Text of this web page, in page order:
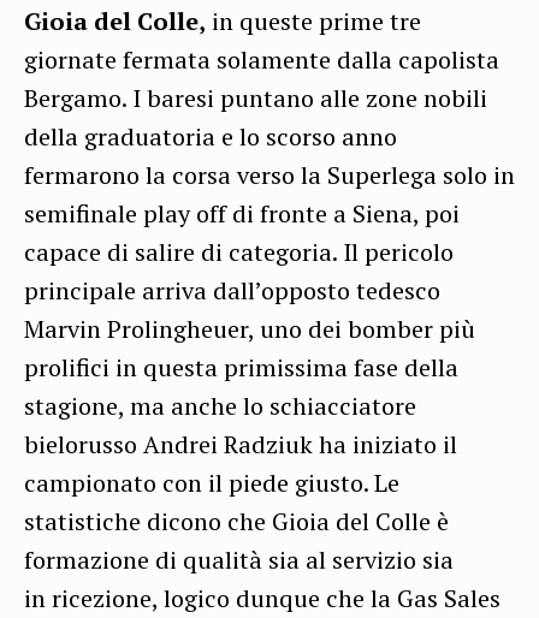
Gioia del Colle, in queste prime tre
giornate fermata solamente dalla capolista
Bergamo. I baresi puntano alle zone nobili
della graduatoria e lo scorso anno
fermarono la corsa verso la Superlega solo in
semifinale play off di fronte a Siena, poi
capace di salire di categoria. Il pericolo
principale arriva dall’opposto tedesco
Marvin Prolingheuer, uno dei bomber più
prolifici in questa primissima fase della
stagione, ma anche lo schiacciatore
bielorusso Andrei Radziuk ha iniziato il
campionato con il piede giusto. Le
statistiche dicono che Gioia del Colle è
formazione di qualità sia al servizio sia
in ricezione, logico dunque che la Gas Sales